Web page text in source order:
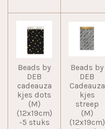
Beads by
DEB
cadeauza
kjes dots
(M)
(12x19cm)
-5 stuks
Beads by
DEB
Cadeauza
kjes
streep
(M)
(12x19cm)